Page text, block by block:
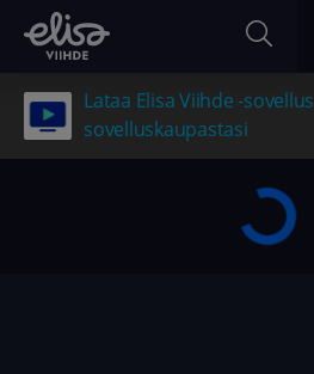
Lataa Elisa Viihde -sovellus
sovelluskaupastasi